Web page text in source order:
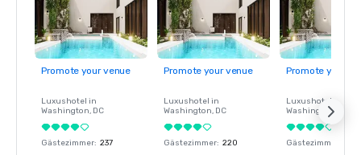
Promote your venue
Luxushotel in
Washington, DC
Gästezimmer: 237
Promote your venue
Luxushotel in
Washington, DC
Gästezimmer: 220
Promote your
Luxushotel in
Washington
Gästezimmer